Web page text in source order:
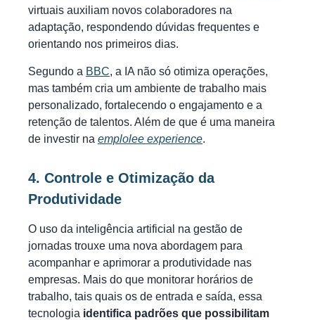
virtuais auxiliam novos colaboradores na
adaptação, respondendo dúvidas frequentes e
orientando nos primeiros dias.
Segundo a BBC, a IA não só otimiza operações,
mas também cria um ambiente de trabalho mais
personalizado, fortalecendo o engajamento e a
retenção de talentos. Além de que é uma maneira
de investir na emplolee experience.
4. Controle e Otimização da
Produtividade
O uso da inteligência artificial na gestão de
jornadas trouxe uma nova abordagem para
acompanhar e aprimorar a produtividade nas
empresas. Mais do que monitorar horários de
trabalho, tais quais os de entrada e saída, essa
tecnologia identifica padrões que possibilitam